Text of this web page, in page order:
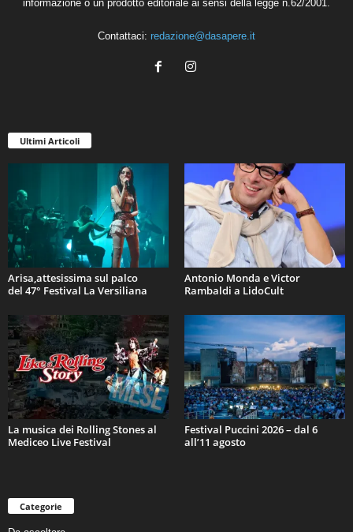
informazione o un prodotto editoriale ai sensi della legge n.62/2001.
Contattaci: redazione@dasapere.it
Ultimi Articoli
Arisa,attesissima sul palco
del 47° Festival La Versiliana
Antonio Monda e Victor
Rambaldi a LidoCult
La musica dei Rolling Stones al
Mediceo Live Festival
Festival Puccini 2026 – dal 6
all’11 agosto
Categorie